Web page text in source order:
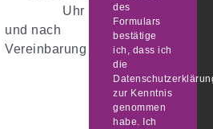
Uhr
und nach
Vereinbarung
des
Formulars
bestätige
ich, dass ich
die
zur Kenntnis
genommen
habe. Ich